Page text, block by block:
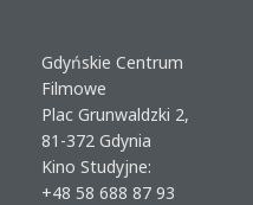
Gdyńskie Centrum
Filmowe
Plac Grunwaldzki 2,
81-372 Gdynia
Kino Studyjne:
+48 58 688 87 93